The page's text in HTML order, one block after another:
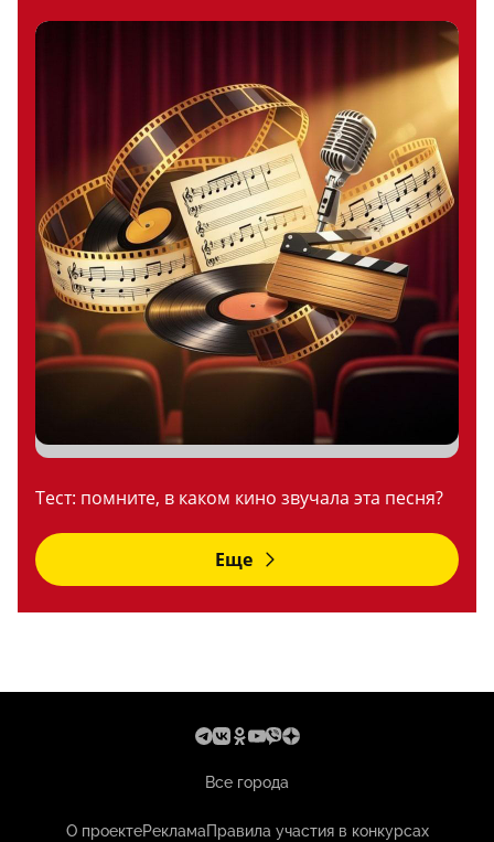
Тест: помните, в каком кино звучала эта песня?
Еще
Все города
О проектеРекламаПравила участия в конкурсах